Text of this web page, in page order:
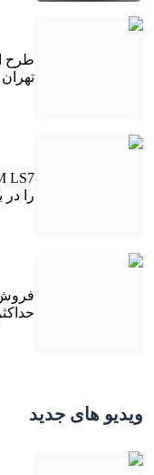
طرح
را در
حداکثر ۲۰ روزه و قیمت
ویدیو های جدید